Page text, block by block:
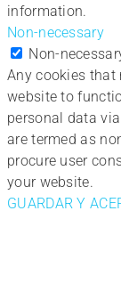
information.
Non-necessary
Non-
Any cookies that
website to
personal data
are termed as
procure user
your website.
GUARDAR Y